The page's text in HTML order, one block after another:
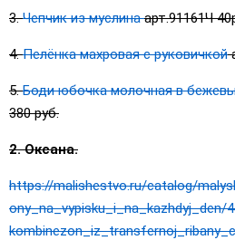
3.Чепчик из муслинаарт.91161Ч
4.Пелёнка махровая с руковичкой
5.Боди юбочка молочная в
380 руб.
2. Оксана.
https://malishestvo.ru/catalog/
ony_na_vypisku_i_na_kazhdyj_den/